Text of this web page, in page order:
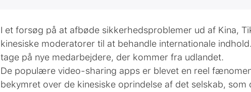
I et forsøg på at afbøde sikkerhedsproblemer ud af Kina,
kinesiske moderatorer til at behandle internationale
tage på nye medarbejdere, der kommer fra udlandet.
De populære video-sharing apps er blevet en reel
bekymret over de kinesiske oprindelse af det selskab,